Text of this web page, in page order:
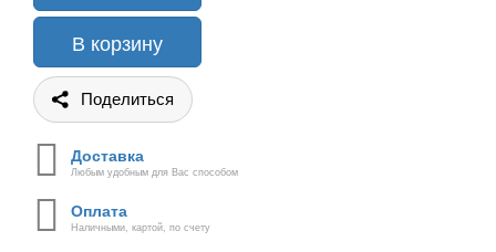
В корзину
Поделиться
Доставка
Любым удобным для Вас способом
Оплата
Наличными, картой, по счету